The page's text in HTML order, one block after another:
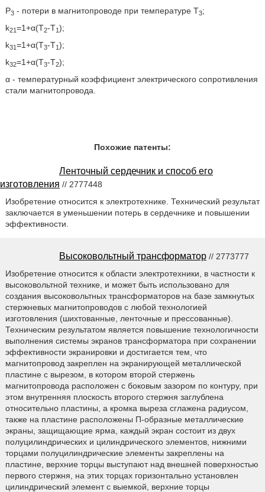
Р3- потери в магнитопроводе при температуре Т3;
k21=1+α(T2-T1);
k31=1+α(T3-T1);
k32=1+α(Т3-Т2);
α - температурный коэффициент электрического сопротивления
стали магнитопровода.
Похожие патенты:
Ленточный сердечник и способ его
изготовления // 2777448
Изобретение относится к электротехнике. Технический результат
заключается в уменьшении потерь в сердечнике и повышении
эффективности.
Высоковольтный трансформатор // 2773777
Изобретение относится к области электротехники, в частности к
высоковольтной технике, и может быть использовано для
создания высоковольтных трансформаторов на базе замкнутых
стержневых магнитопроводов с любой технологией
изготовления (шихтованные, ленточные и прессованные).
Техническим результатом является повышение технологичности
выполнения системы экранов трансформатора при сохранении
эффективности экранировки и достигается тем, что
магнитопровод закреплен на экранирующей металлической
пластине с вырезом, в котором второй стержень
магнитопровода расположен с боковым зазором по контуру, при
этом внутренняя плоскость второго стержня заглублена
относительно пластины, а кромка выреза сглажена радиусом,
также на пластине расположены П-образные металлические
экраны, защищающие ярма, каждый экран состоит из двух
полуцилиндрических и цилиндрического элементов, нижними
торцами полуцилиндрические элементы закреплены на
пластине, верхние торцы выступают над внешней поверхностью
первого стержня, на этих торцах горизонтально установлен
цилиндрический элемент с выемкой, верхние торцы